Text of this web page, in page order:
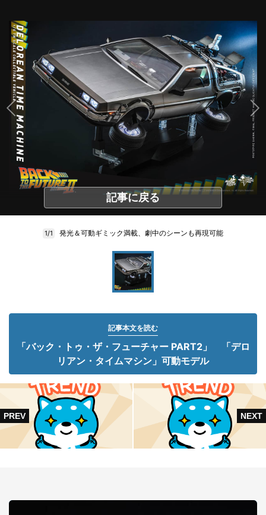
記事に戻る
1/1 発光＆可動ギミック満載、劇中のシーンも再現可能
記事本文を読む
「バック・トゥ・ザ・フューチャー PART2」 「デロ
リアン・タイムマシン」可動モデル